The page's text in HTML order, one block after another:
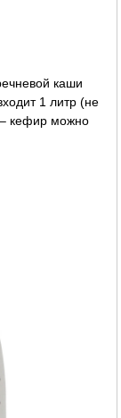
каши
1 литр (не
кефир можно